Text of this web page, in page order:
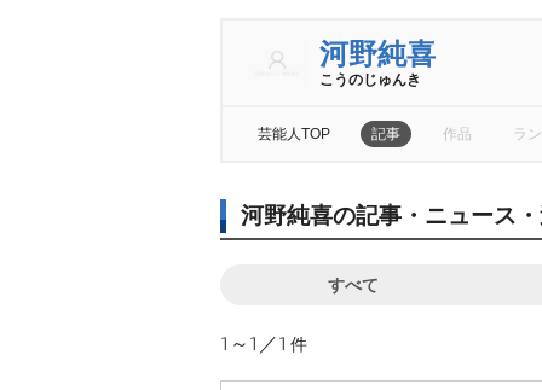
河野純喜
こうのじゅんき
芸能人TOP 記事 作品 ラ
河野純喜の記事・ニュース
すべて
1～1／1 件